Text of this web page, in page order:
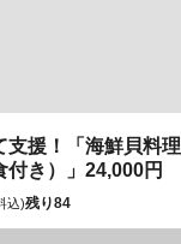
支援！「海鮮貝
き）」24,000円
込)残り84